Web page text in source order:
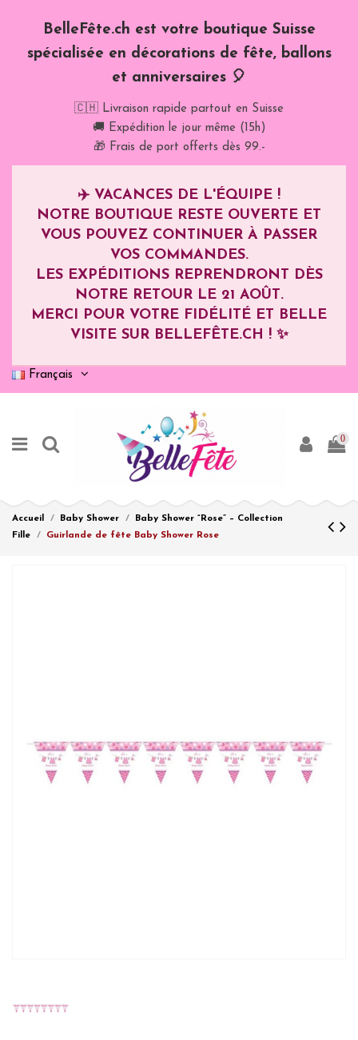
BelleFête.ch est votre boutique Suisse
spécialisée en décorations de fête, ballons
et anniversaires 🎈
🇨🇭 Livraison rapide partout en Suisse
🚚 Expédition le jour même (15h)
🎁 Frais de port offerts dès 99.-
✈️ VACANCES DE L'ÉQUIPE !
NOTRE BOUTIQUE RESTE OUVERTE ET
VOUS POUVEZ CONTINUER À PASSER
VOS COMMANDES.
LES EXPÉDITIONS REPRENDRONT DÈS
NOTRE RETOUR LE 21 AOÛT.
MERCI POUR VOTRE FIDÉLITÉ ET BELLE
VISITE SUR BELLEFÊTE.CH ! ✨
Français
0
Accueil Baby Shower
Baby Shower “Rose” – Collection
Fille
Guirlande de fête Baby Shower Rose